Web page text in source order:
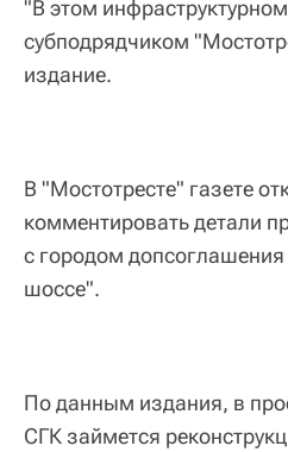
"В этом
субподрядчиком
издание.
В "Мостотресте" газете
комментировать детали
с городом
шоссе".
По данным издания, в
СГК займется